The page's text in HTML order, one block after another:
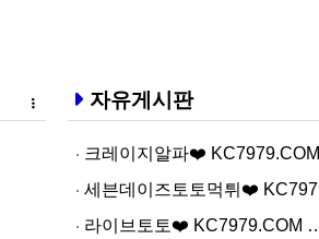
자유게시판
크레이지알파❤️ KC7979.COM ❤️크레이지알파주소…
세븐데이즈토­토먹­튀❤️ KC7979.COM ❤️슬­롯…
라­이브토­토❤️ KC7979.COM ❤️온­라인카­지…